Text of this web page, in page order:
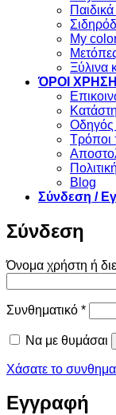
My
Ξύλινα
ΌΡΟΙ
Οδηγός
Τρόποι
Blog
Σύνδεση /
Σύνδεση
Όνομα χρήστη ή
Συνθηματικό *
Να με θυμάσαι
Χάσατε το
Εγγραφή